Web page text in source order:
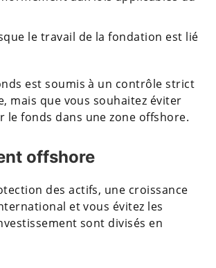
le travail de la fondation est lié
est soumis à un contrôle strict
mais que vous souhaitez éviter
fonds dans une zone offshore.
offshore
des actifs, une croissance
et vous évitez les
sont divisés en